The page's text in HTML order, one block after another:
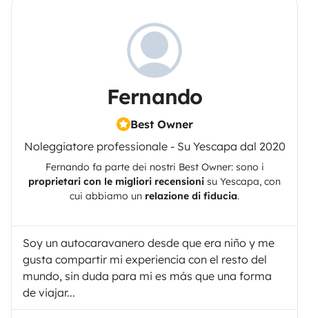
Fernando
Best Owner
Noleggiatore professionale - Su Yescapa dal 2020
Fernando fa parte dei nostri Best Owner: sono i
proprietari con le migliori recensioni su Yescapa, con
cui abbiamo un relazione di fiducia.
Soy un autocaravanero desde que era niño y me
gusta compartir mi experiencia con el resto del
mundo, sin duda para mi es más que una forma
de viajar...